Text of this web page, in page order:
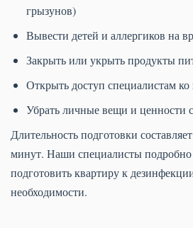
грызунов)
Вывести детей и аллергиков на
Закрыть или укрыть продукты
Открыть доступ специалистам
Убрать личные вещи и ценности
Длительность подготовки
минут. Наши специалисты подробно
подготовить квартиру к
необходимости.